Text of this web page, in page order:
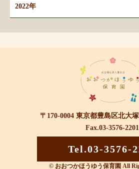
2022年
〒170-0004 東京都豊島区北大
Fax.03-3576-2201
Tel.03-3576-
© おおつかほうゆう保育園 All